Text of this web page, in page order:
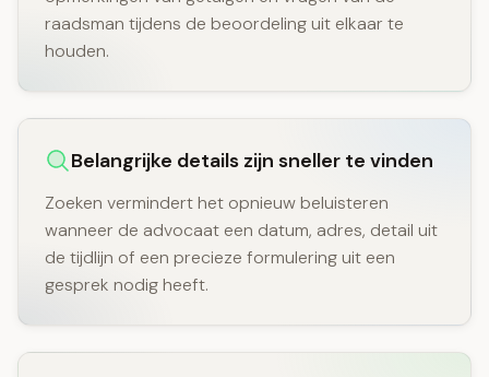
raadsman tijdens de beoordeling uit elkaar te
houden.
Belangrijke details zijn sneller te vinden
Zoeken vermindert het opnieuw beluisteren
wanneer de advocaat een datum, adres, detail uit
de tijdlijn of een precieze formulering uit een
gesprek nodig heeft.